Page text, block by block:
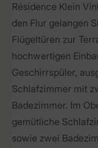
Résidence Klein
den Flur gelangen
Flügeltüren zur
hochwertigen
Geschirrspüler,
Schlafzimmer mit
Badezimmer. Im
gemütliche
sowie zwei